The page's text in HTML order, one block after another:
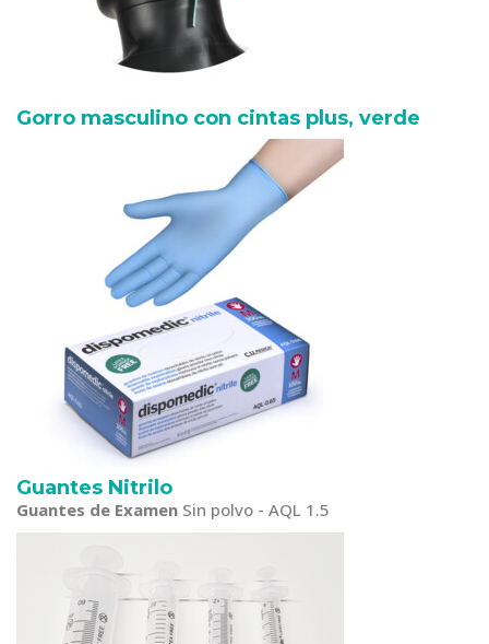
Gorro masculino con cintas plus, verde
Guantes Nitrilo
Guantes de Examen Sin polvo - AQL 1.5